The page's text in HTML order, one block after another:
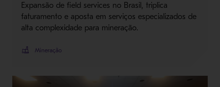
Expansão de field services no Brasil, triplica
faturamento e aposta em serviços especializados de
alta complexidade para mineração.
Mineração